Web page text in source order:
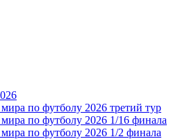
по футболу 2026 третий тур
по футболу 2026 1/16 финала
по футболу 2026 1/2 финала